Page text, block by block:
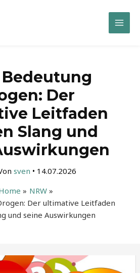
Main
Der
Leitfaden
Slang und
sven • 14.07.2026
NRW
Der ultimative Leitfaden
und seine Auswirkungen